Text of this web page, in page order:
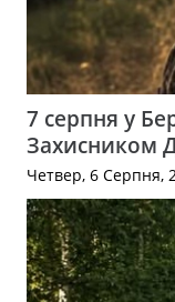
7 серпня у
Захисником
Четвер, 6 Серпня,